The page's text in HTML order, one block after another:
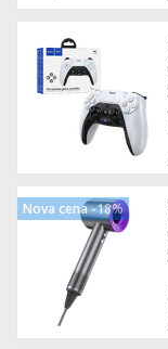
Nova cena -18%